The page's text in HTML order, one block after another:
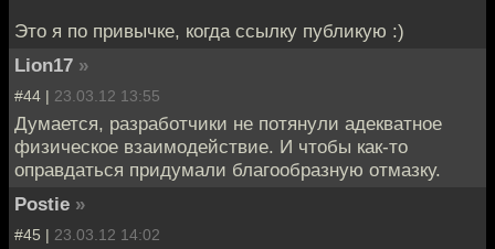
Это я по привычке, когда ссылку публикую :)
Lion17 »
#44 | 23.03.12 13:55
Думается, разработчики не потянули адекватное
физическое взаимодействие. И чтобы как-то
оправдаться придумали благообразную отмазку.
Postie »
#45 | 23.03.12 14:02